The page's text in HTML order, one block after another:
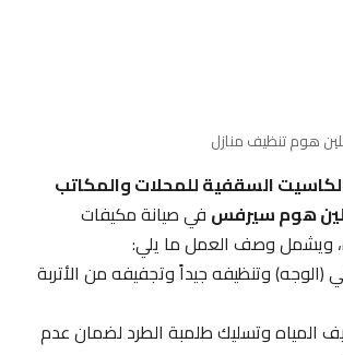
تنظيف منازل
السقفية للمحلات والمكاتب
هوم سيرفسفي صيانة مكيفات
ويشمل وصف العمل ما يلي:
وتنظيفه جيداً وتجفيفه من الأتربة
وتسليك طلمبة الطرد لضمان عدم